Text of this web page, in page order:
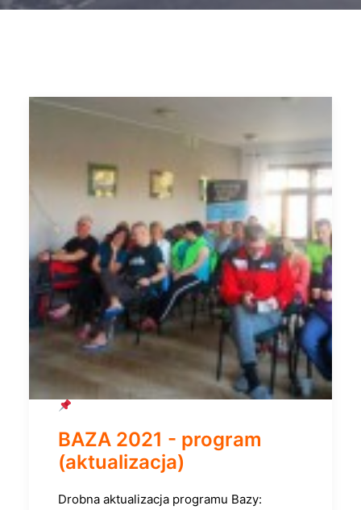
BAZA 2021 - program
(aktualizacja)
Drobna aktualizacja programu Bazy: